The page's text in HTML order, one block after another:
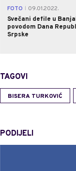
FOTO
09.01.2022.
Svečani defile u
povodom Dana
Srpske
TAGOVI
BISERA TURKOVIĆ
PODIJELI